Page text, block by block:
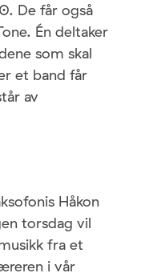
De får også
Én deltaker
som skal
et band får
av
Håkon
torsdag vil
fra et
i vår